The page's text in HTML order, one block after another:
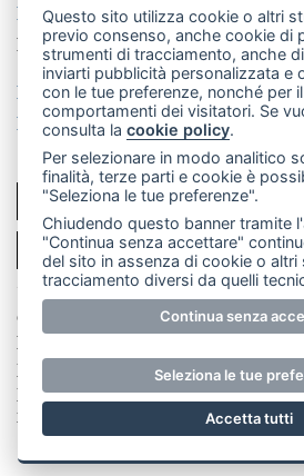
La redazione
CasateOnline
Made by VIP
Privacy policy
Cookie policy
Rivedi le tue scelte sui cookie
SCRIVICI
PER LA TUA
© Copyright Merateonline S.r.l. -
E' proibita la riproduzione e
parziale di testi, articoli e
preventiva autorizzazione scritta
numero Rea LC 291.277 -
Questo sito utilizza cookie o altri
previo consenso, anche cookie di
strumenti di tracciamento, anche
inviarti pubblicità personalizzata e
con le tue preferenze, nonché per
comportamenti dei visitatori. Se
consulta lacookie policy.
Per selezionare in modo analitico
finalità, terze parti e cookie è
"Seleziona le tue preferenze".
Chiudendo questo banner tramite
"Continua senza accettare"
del sito in assenza di cookie o altri
tracciamento diversi da quelli
Continua senza
Seleziona le tue
Accetta tutti